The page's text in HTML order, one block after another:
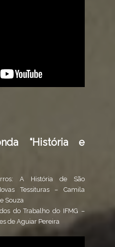
“História e
A História de São
Tessituras – Camila
Souza
do Trabalho do IFMG –
de Aguiar Pereira